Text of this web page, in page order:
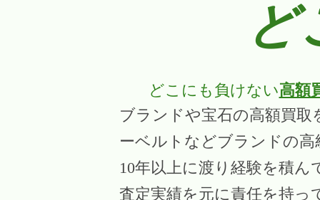
ど
どこにも負けない高額
ブランドや宝石の高額買
ーベルトなどブランドの
10年以上に渡り経験を積
査定実績を元に責任を持